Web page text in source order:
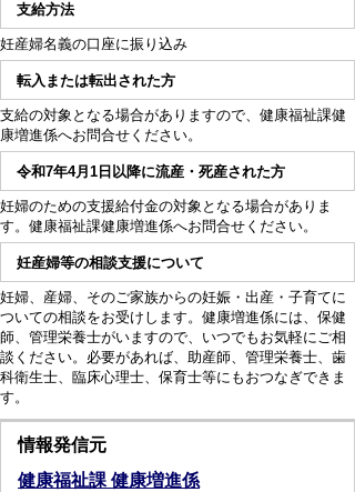
支給方法
妊産婦名義の口座に振り込み
転入または転出された方
支給の対象となる場合がありますので、健康福祉課健
康増進係へお問合せください。
令和7年4月1日以降に流産・死産された方
妊婦のための支援給付金の対象となる場合がありま
す。健康福祉課健康増進係へお問合せください。
妊産婦等の相談支援について
妊婦、産婦、そのご家族からの妊娠・出産・子育てに
ついての相談をお受けします。健康増進係には、保健
師、管理栄養士がいますので、いつでもお気軽にご相
談ください。必要があれば、助産師、管理栄養士、歯
科衛生士、臨床心理士、保育士等にもおつなぎできま
す。
情報発信元
健康福祉課 健康増進係